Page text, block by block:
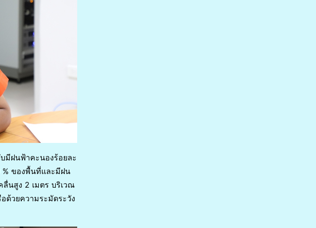
มีฝนฟ้าคะนองร้อยละ
% ของพื้นที่และมีฝน
ลื่นสูง 2 เมตร บริเวณ
ด้วยความระมัดระวัง